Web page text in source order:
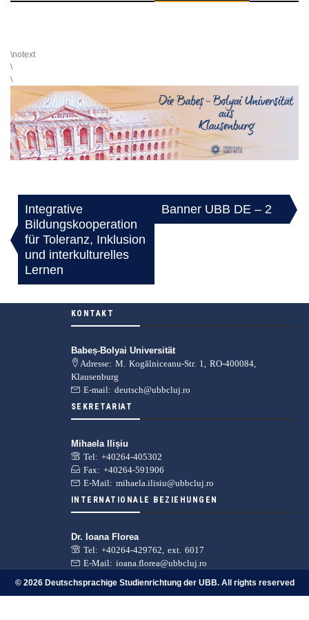
\notext
\
\
BEITRAGSNAVIGATION
Integrative
Bildungskooperation
für Toleranz, Inklusion
und interkulturelles
Lernen
Banner UBB DE – 2
KONTAKT
Babeș-Bolyai Universität
Adresse: M. Kogălniceanu-Str. 1, RO-400084,
Klausenburg
E-mail: deutsch@ubbcluj.ro
SEKRETARIAT
Mihaela Ilișiu
Tel: +40264-405302
Fax: +40264-591906
E-Mail: mihaela.ilisiu@ubbcluj.ro
INTERNATIONALE BEZIEHUNGEN
Dr. Ioana Florea
Tel: +40264-429762, ext. 6017
E-Mail: ioana.florea@ubbcluj.ro
© 2026 Deutschsprachige Studienrichtung der UBB. All rights reserved